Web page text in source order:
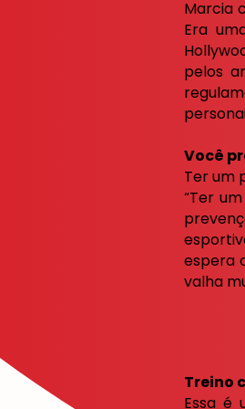
Marcia
Era
pelos
Você
Ter um
“Ter
espera
valha
Treino
Essa é